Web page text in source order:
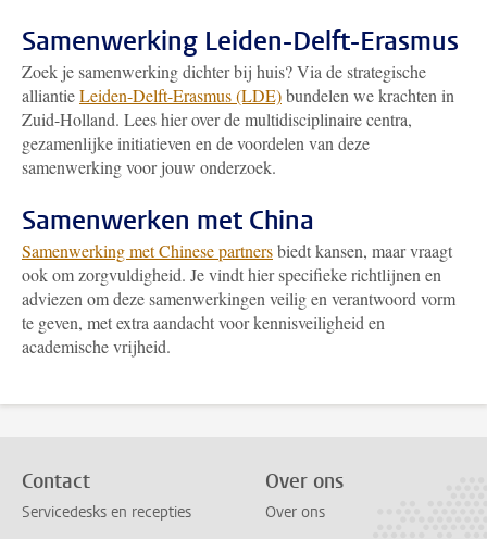
Samenwerking Leiden-Delft-Erasmus
Zoek je samenwerking dichter bij huis? Via de strategische
alliantieLeiden-Delft-Erasmus (LDE)bundelen we krachten in
Zuid-Holland. Lees hier over de multidisciplinaire centra,
gezamenlijke initiatieven en de voordelen van deze
samenwerking voor jouw onderzoek.
Samenwerken met China
Samenwerking met Chinese partnersbiedt kansen, maar vraagt
ook om zorgvuldigheid. Je vindt hier specifieke richtlijnen en
adviezen om deze samenwerkingen veilig en verantwoord vorm
te geven, met extra aandacht voor kennisveiligheid en
academische vrijheid.
Contact
Servicedesks en recepties
Over ons
Over ons